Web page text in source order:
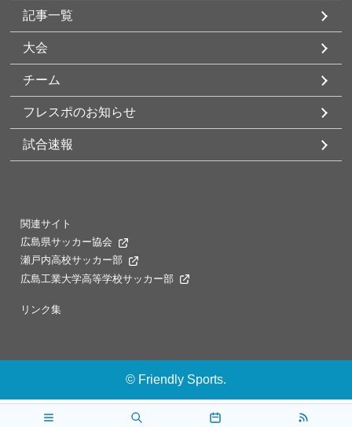
記事一覧
大会
チーム
フレスポのお知らせ
試合速報
関連サイト
広島県サッカー協会
瀬戸内高校サッカー部
広島工業大学高等学校サッカー部
リンク集
© Friendly Sports.